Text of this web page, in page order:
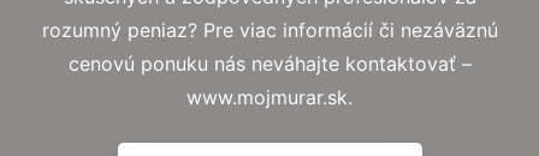
rozumný peniaz? Pre viac informácií či nezáväznú
cenovú ponuku nás neváhajte kontaktovať –
www.mojmurar.sk.